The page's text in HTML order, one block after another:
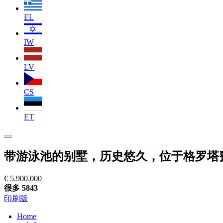
EL
IW
LV
CS
ET
带游泳池的别墅，历史悠久，位于格罗塔
€ 5.900.000
很多 5843
印刷版
Home